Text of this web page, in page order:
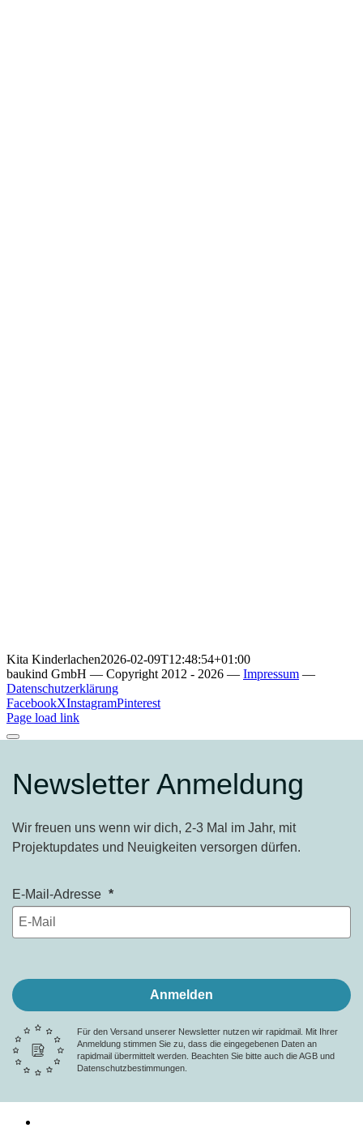
Kita Kinderlachen2026-02-09T12:48:54+01:00
baukind GmbH — Copyright 2012 - 2026 — Impressum —
Datenschutzerklärung
FacebookXInstagramPinterest
Page load link
Newsletter Anmeldung
Wir freuen uns wenn wir dich, 2-3 Mal im Jahr, mit
Projektupdates und Neuigkeiten versorgen dürfen.
E-Mail-Adresse
Anmelden
Für den Versand unserer Newsletter nutzen wir rapidmail. Mit Ihrer
Anmeldung stimmen Sie zu, dass die eingegebenen Daten an
rapidmail übermittelt werden. Beachten Sie bitte auch die AGB und
Datenschutzbestimmungen.